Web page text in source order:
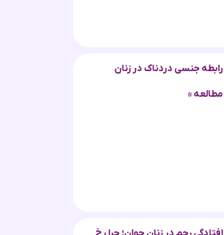
رابطه جنسی دردناک در زنان
مطالعه »